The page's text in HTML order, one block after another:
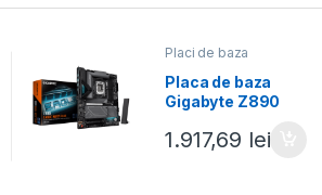
Placi de baza
Placa de baza
Gigabyte Z890
PLUS, Socket
1.917,69 lei